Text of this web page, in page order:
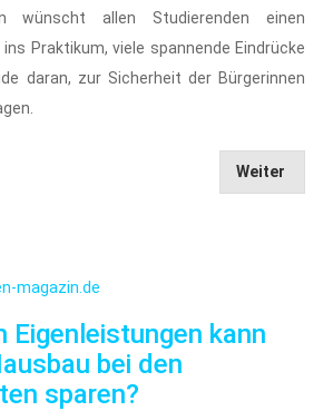
wünscht allen Studierenden einen
Praktikum, viele spannende Eindrücke
daran, zur Sicherheit der Bürgerinnen
Weiter
Eigenleistungen kann
bei den
sparen?